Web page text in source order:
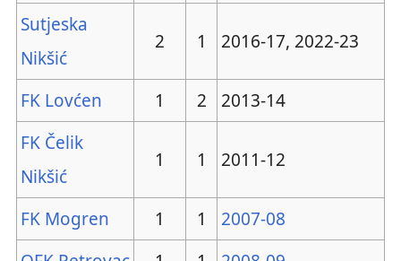
Sutjeska
Nikšić
2 1 2016-17, 2022-23
FK Lovćen 1 2
2013-14
FK Čelik
Nikšić
1 1 2011-12
FK Mogren 1 1
2007-08